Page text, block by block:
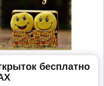
бесплатно